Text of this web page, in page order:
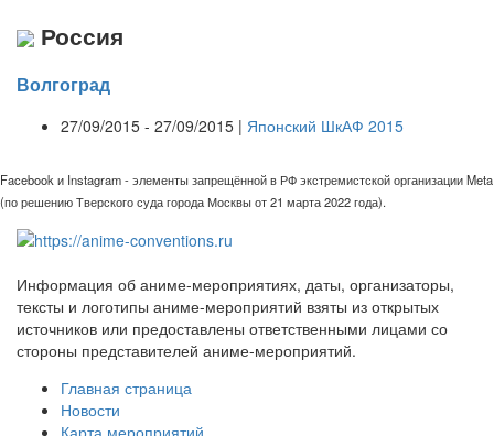
Россия
Волгоград
27/09/2015 - 27/09/2015 | Японский ШкАФ 2015
Facebook и Instagram - элементы запрещённой в РФ экстремистской организации Meta
(по решению Тверского суда города Москвы от 21 марта 2022 года).
Информация об аниме-мероприятиях, даты, организаторы,
тексты и логотипы аниме-мероприятий взяты из открытых
источников или предоставлены ответственными лицами со
стороны представителей аниме-мероприятий.
Главная страница
Новости